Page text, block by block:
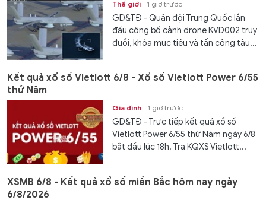
Thế giới 1 giờ trước
GD&TĐ - Quân đội Trung Quốc lần
đầu công bố cảnh drone KVD002 truy
đuổi, khóa mục tiêu và tấn công tàu...
Kết quả xổ số Vietlott 6/8 - Xổ số Vietlott Power 6/55
thứ Năm
Gia đình 1 giờ trước
GD&TĐ - Trực tiếp kết quả xổ số
Vietlott Power 6/55 thứ Năm ngày 6/8
bắt đầu lúc 18h. Tra KQXS Vietlott...
XSMB 6/8 - Kết quả xổ số miền Bắc hôm nay ngày
6/8/2026